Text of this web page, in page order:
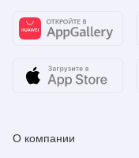
О компании